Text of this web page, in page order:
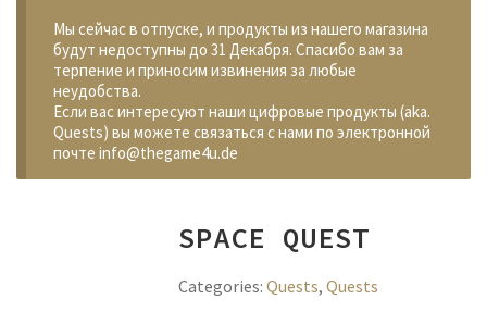
Мы сейчас в отпуске, и продукты из нашего магазина
будут недоступны до 31 Декабря. Спасибо вам за
терпение и приносим извинения за любые
неудобства.
Если вас интересуют наши цифровые продукты (aka.
Quests) вы можете связаться с нами по электронной
почте info@thegame4u.de
SPACE QUEST
Categories:Quests,Quests